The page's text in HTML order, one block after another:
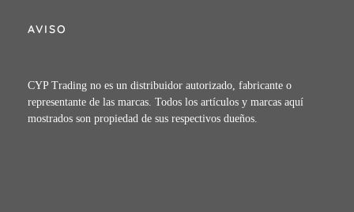
AVISO
CYP Trading no es un distribuidor autorizado, fabricante o
representante de las marcas. Todos los artículos y marcas aquí
mostrados son propiedad de sus respectivos dueños.